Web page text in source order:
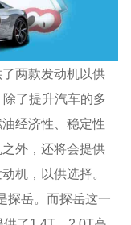
两款发动机以供
了提升汽车的多
经济性、稳定性
外，还将会提供
机，以供选择。
探岳。而探岳这一